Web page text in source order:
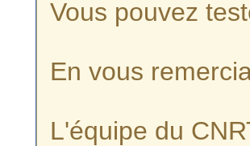
Vous pouvez
En vous
L'équipe du